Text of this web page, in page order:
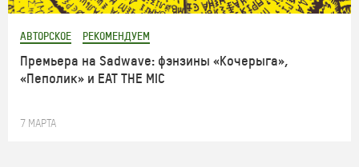
АВТОРСКОЕ РЕКОМЕНДУЕМ
Премьера на Sadwave: фэнзины «Кочерыга»,
«Пеполик» и EAT THE MIC
7 МАРТА